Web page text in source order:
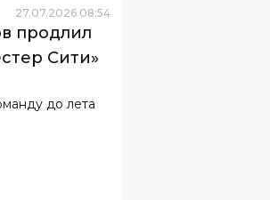
до лета